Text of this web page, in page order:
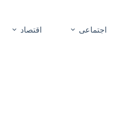
اجتماعی اقتصاد